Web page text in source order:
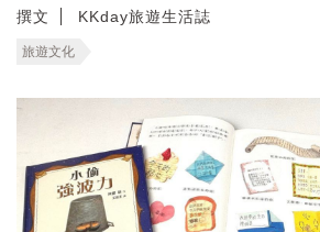
撰文 KKday旅遊生活誌
旅遊文化